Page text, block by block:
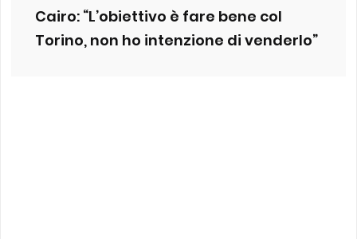
Cairo: “L’obiettivo è fare bene col
Torino, non ho intenzione di venderlo”